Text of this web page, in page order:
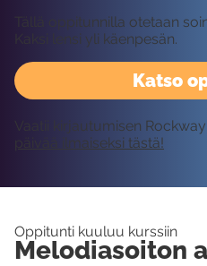
Katso
Tällä oppitunnilla otetaan
Kaksi lensi yli käenpesän.
Vaatii kirjautumisen
päivää ilmaiseksi tästä!
Oppitunti kuuluu kurssiin
Melodiasoiton